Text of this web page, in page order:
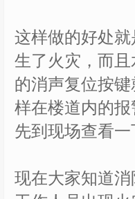
这样做的好处
生了火灾，而
的消声复位按
样在楼道内的
先到现场查看
现在大家知道